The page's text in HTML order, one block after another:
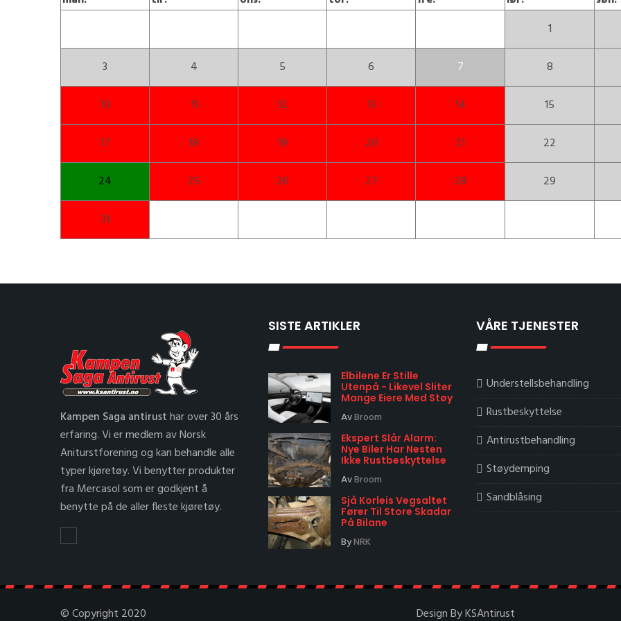
1
3 4 5 6 7 8
10 11 12 13 14 15
17 18 19 20 21 22
24 25 26 27 28 29
31
Kampen Saga antirusthar over 30 års
erfaring. Vi er medlem av Norsk
Aniturstforening og kan behandle alle
typer kjøretøy. Vi benytter produkter
fra Mercasol som er godkjent å
benytte på de aller fleste kjøretøy.
SISTE ARTIKLER
Elbilene Er Stille
Utenpå - Likevel Sliter
Mange Eiere Med Støy
AvBroom
Ekspert Slår Alarm:
Nye Biler Har Nesten
Ikke Rustbeskyttelse
AvBroom
Sjå Korleis Vegsaltet
Fører Til Store Skadar
På Bilane
ByNRK
VÅRE TJENESTER
Understellsbehandling
Rustbeskyttelse
Antirustbehandling
Støydemping
Sandblåsing
© Copyright 2020 Design By KSAntirust